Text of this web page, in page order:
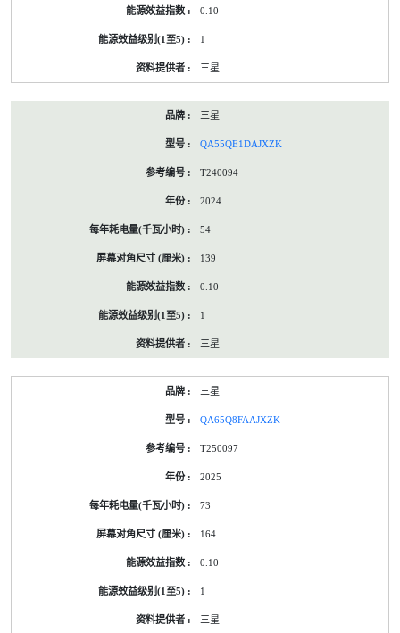
0.10
1
三星
三星
QA55QE1DAJXZK
T240094
2024
54
139
0.10
1
三星
三星
QA65Q8FAAJXZK
T250097
2025
73
164
0.10
1
三星